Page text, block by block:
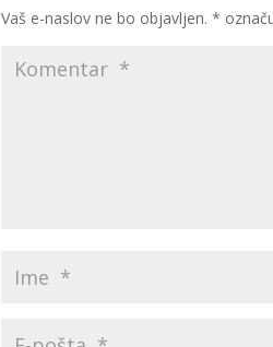
Vaš e-naslov ne bo objavljen. *